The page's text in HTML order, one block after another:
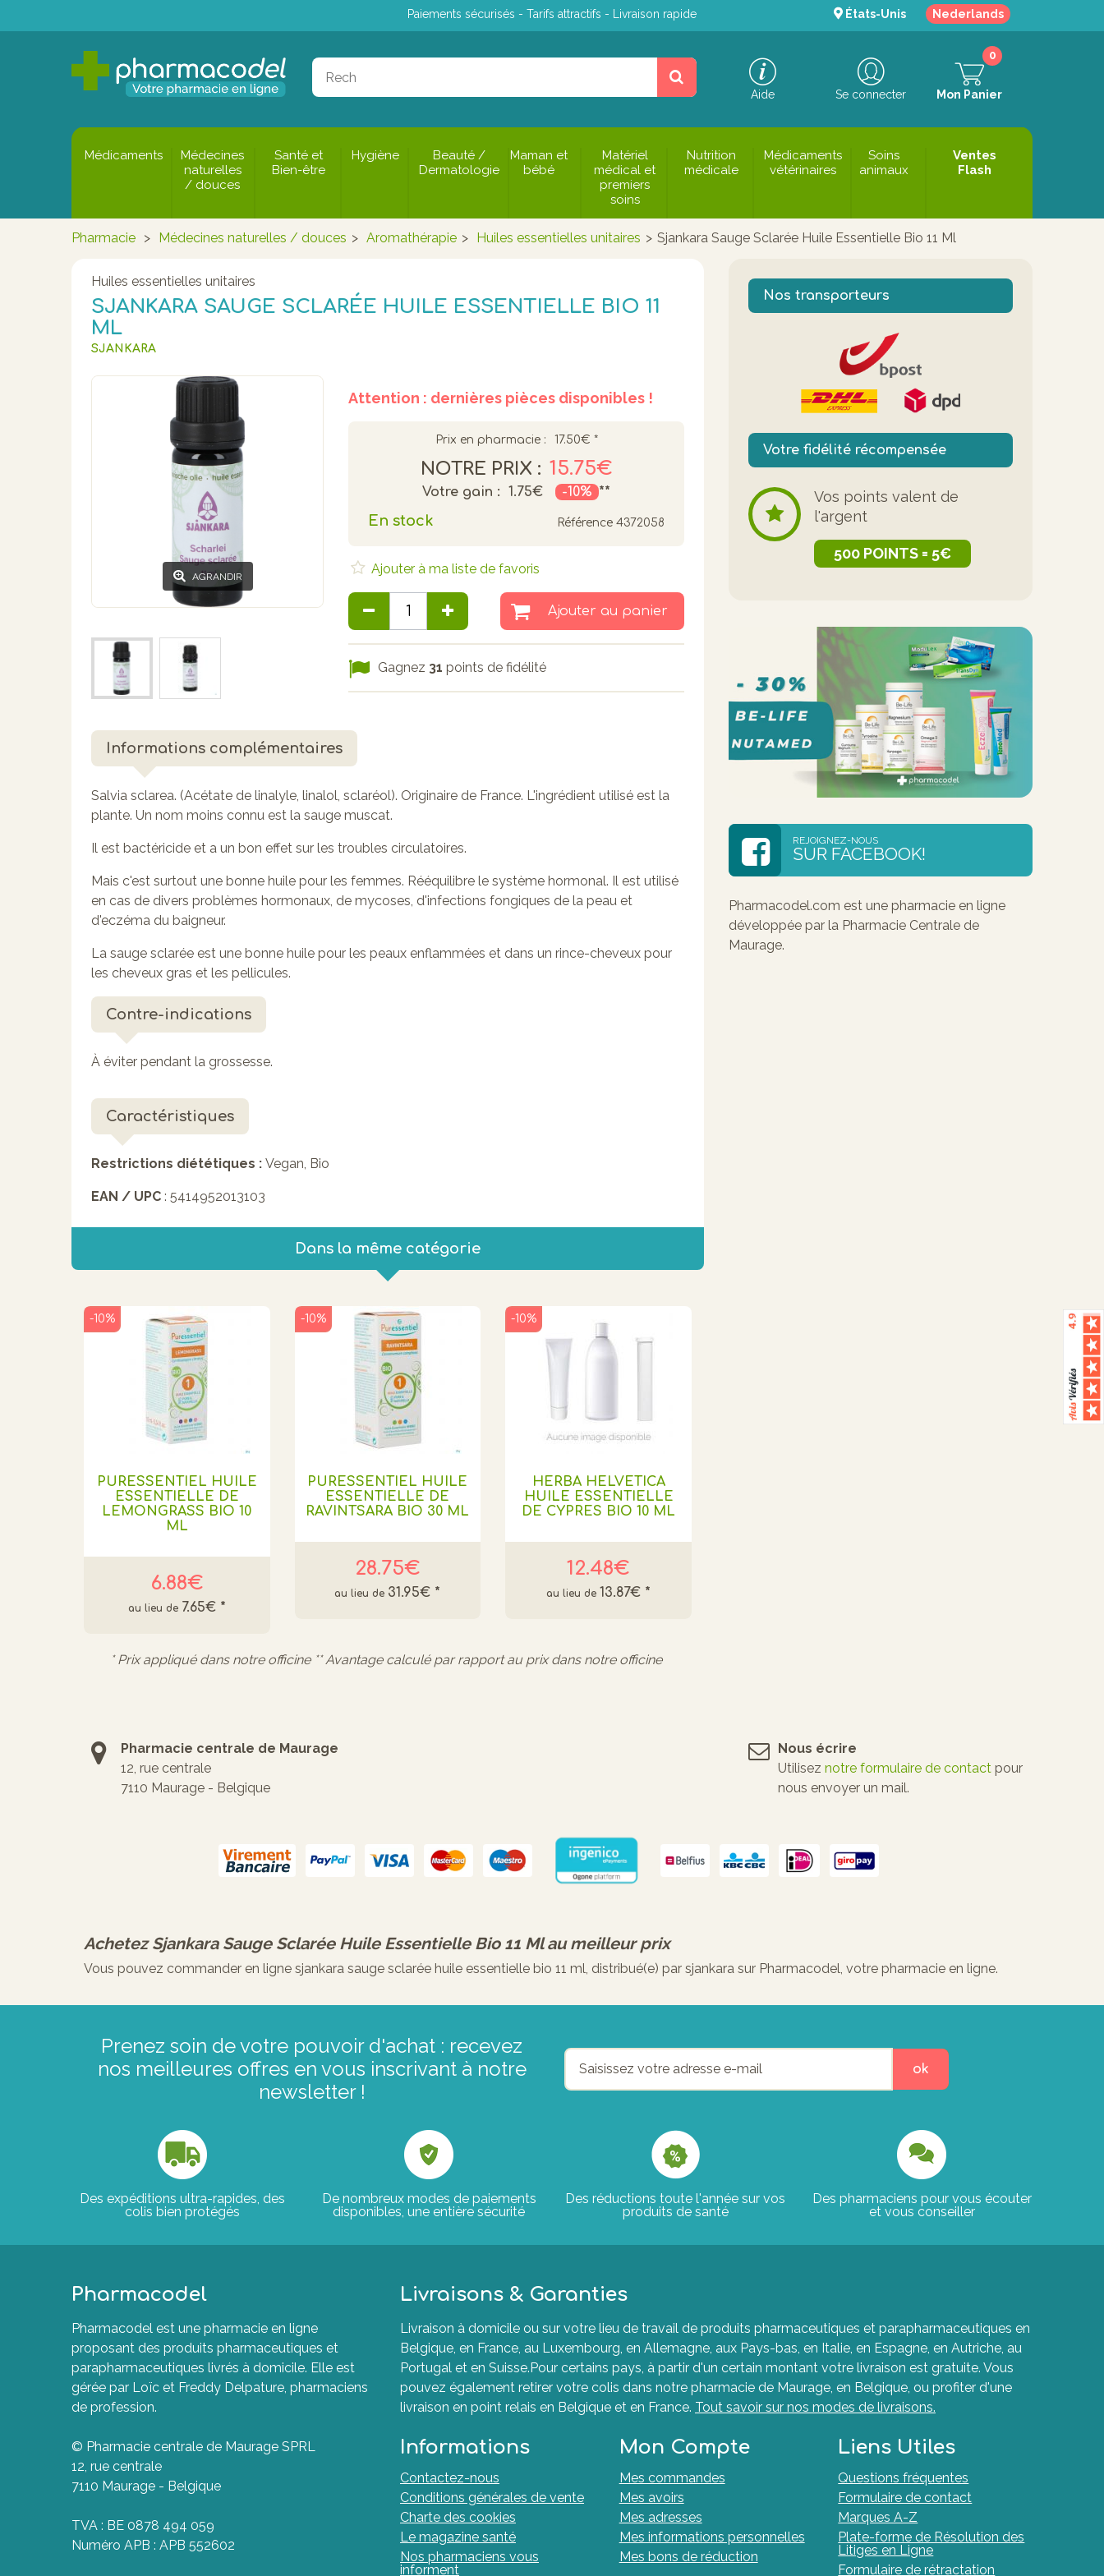
Paiements sécurisés - Tarifs attractifs - Livraison rapide États-Unis Nederlands
Aide Se connecter Mon Panier
0
Médicaments
Médecines
naturelles
/ douces
Santé et
Bien-être
Hygiène
Beauté /
Dermatologie
Maman et
bébé
Matériel
médical et
premiers
soins
Nutrition
médicale
Médicaments
vétérinaires
Soins
animaux
Ventes
Flash
Pharmacie > Médecines naturelles / douces > Aromathérapie > Huiles essentielles unitaires > Sjankara Sauge Sclarée Huile Essentielle Bio 11 Ml
Huiles essentielles unitaires
SJANKARA SAUGE SCLARÉE HUILE ESSENTIELLE BIO 11
ML
SJANKARA
AGRANDIR
Prix en pharmacie : 17.50€ *
NOTRE PRIX : 15.75€
Votre gain : 1.75€ -10% **
En stock Référence 4372058
Attention : dernières pièces disponibles !
Ajouter à ma liste de favoris
Ajouter au panier
Gagnez 31 points de fidélité
Informations complémentaires
Salvia sclarea. (Acétate de linalyle, linalol, sclaréol). Originaire de France. L'ingrédient utilisé est la
plante. Un nom moins connu est la sauge muscat.
Il est bactéricide et a un bon effet sur les troubles circulatoires.
Mais c'est surtout une bonne huile pour les femmes. Rééquilibre le système hormonal. Il est utilisé
en cas de divers problèmes hormonaux, de mycoses, d'infections fongiques de la peau et
d'eczéma du baigneur.
La sauge sclarée est une bonne huile pour les peaux enflammées et dans un rince-cheveux pour
les cheveux gras et les pellicules.
Contre-indications
À éviter pendant la grossesse.
Caractéristiques
Restrictions diététiques : Vegan, Bio
EAN / UPC : 5414952013103
Dans la même catégorie
PURESSENTIEL HUILE
ESSENTIELLE DE
LEMONGRASS BIO 10
ML
6.88€
-10%
7.65€ *
PURESSENTIEL HUILE
ESSENTIELLE DE
RAVINTSARA BIO 30 ML
28.75€
-10%
31.95€ *
HERBA HELVETICA
HUILE ESSENTIELLE
DE CYPRES BIO 10 ML
12.48€
-10%
13.87€ *
* Prix appliqué dans notre officine ** Avantage calculé par rapport au prix dans notre officine
Nos transporteurs
Votre fidélité récompensée
Vos points valent de
l'argent
500 POINTS = 5€
REJOIGNEZ-NOUS
SUR FACEBOOK!
Pharmacodel.com est une pharmacie en ligne
développée par la Pharmacie Centrale de
Maurage.
Pharmacie centrale de Maurage
12, rue centrale
7110 Maurage - Belgique
Nous écrire
Utilisez notre formulaire de contact pour
nous envoyer un mail.
AchetezSjankara Sauge Sclarée Huile Essentielle Bio 11 Mlau meilleur prix
Vous pouvez commander en ligne sjankara sauge sclarée huile essentielle bio 11 ml, distribué(e) par sjankara sur Pharmacodel, votre pharmacie en ligne.
Prenez soin de votre pouvoir d'achat : recevez
nos meilleures offres en vous inscrivant à notre
newsletter !
ok
Des expéditions ultra-rapides, des
colis bien protégés
De nombreux modes de paiements
disponibles, une entière sécurité
Des réductions toute l'année sur vos
produits de santé
Des pharmaciens pour vous écouter
et vous conseiller
Pharmacodel
Pharmacodel est une pharmacie en ligne
proposant des produits pharmaceutiques et
parapharmaceutiques livrés à domicile. Elle est
gérée par Loïc et Freddy Delpature, pharmaciens
de profession.
© Pharmacie centrale de Maurage SPRL
12, rue centrale
7110 Maurage - Belgique
TVA : BE 0878 494 059
Numéro APB : APB 552602
Livraisons & Garanties
Livraison à domicile ou sur votre lieu de travail de produits pharmaceutiques et parapharmaceutiques en
Belgique, en France, au Luxembourg, en Allemagne, aux Pays-bas, en Italie, en Espagne, en Autriche, au
Portugal et en Suisse.Pour certains pays, à partir d'un certain montant votre livraison est gratuite. Vous
pouvez également retirer votre colis dans notre pharmacie de Maurage, en Belgique, ou profiter d'une
livraison en point relais en Belgique et en France. Tout savoir sur nos modes de livraisons.
Informations
Contactez-nous
Conditions générales de vente
Charte des cookies
Le magazine santé
Nos pharmaciens vous
informent
Mon Compte
Mes commandes
Mes avoirs
Mes adresses
Mes informations personnelles
Mes bons de réduction
Liens Utiles
Questions fréquentes
Formulaire de contact
Marques A-Z
Plate-forme de Résolution des
Litiges en Ligne
Formulaire de rétractation